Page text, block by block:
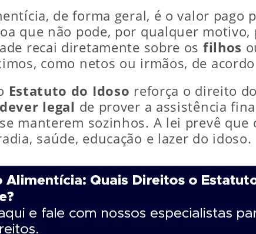
de forma geral, é o valor
que não pode, por qualquer
recai diretamente sobre os filhos
como netos ou irmãos, de
Estatuto do Idoso reforça o direito
legal de prover a assistência
manterem sozinhos. A lei prevê
saúde, educação e lazer do idoso.